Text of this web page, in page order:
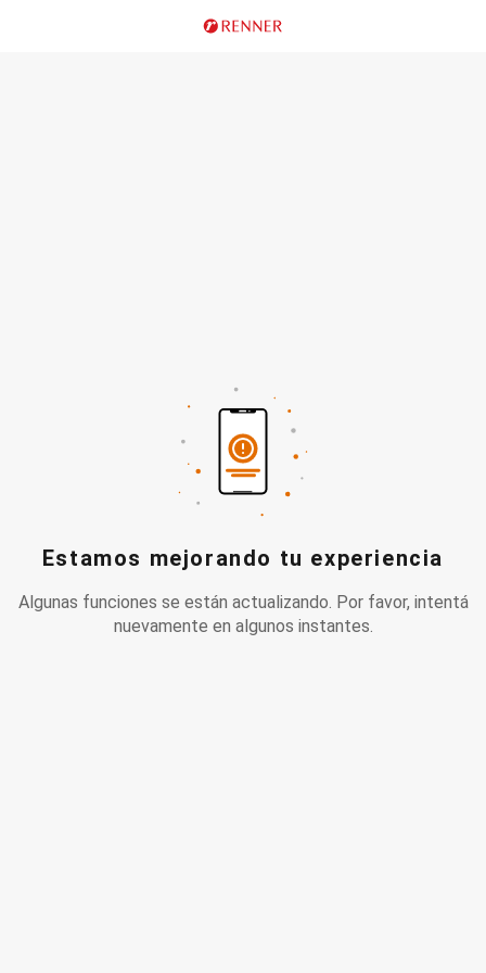
Estamos mejorando tu experiencia
Algunas funciones se están actualizando. Por favor, intentá
nuevamente en algunos instantes.